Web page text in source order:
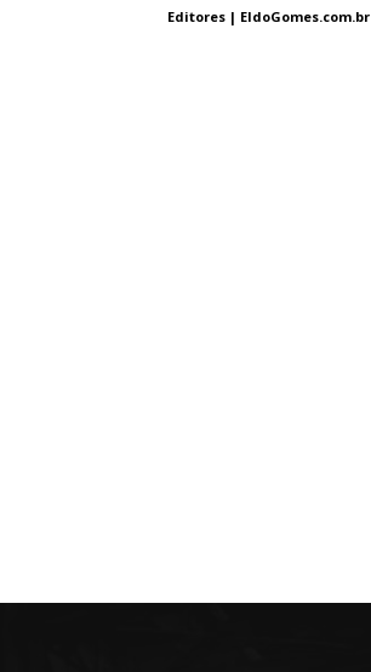
Editores | EldoGomes.com.br